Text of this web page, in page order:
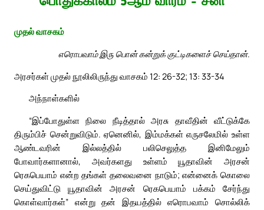
முதல் வாசகம்
எரொபவாம் இரு பொன் கன்றுக் குட்டிகளைச் செய்தான்.
அரசர்கள் முதல் நூலிலிருந்து வாசகம் 12: 26-32; 13: 33-34
அந்நாள்களில்
“இப்போதுள்ள நிலை நீடித்தால் அரசு தாவீதின் வீட்டுக்கே
திரும்பிச் சென்றுவிடும். ஏனெனில், இம்மக்கள் எருசலேமில் உள்ள
ஆண்டவரின் இல்லத்தில் பலிசெலுத்த இனிமேலும்
போவார்களானால், அவர்களது உள்ளம் யூதாவின் அரசன்
ரெகபெயாம் என்ற தங்கள் தலைவனை நாடும்; என்னைக் கொலை
செய்துவிட்டு யூதாவின் அரசன் ரெகபெயாம் பக்கம் சேர்ந்து
கொள்வார்கள்” என்று தன் இதயத்தில் எரொபவாம் சொல்லிக்